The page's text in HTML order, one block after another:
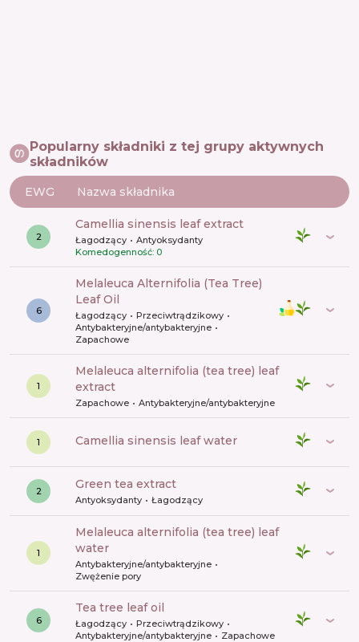
Popularny składniki z tej grupy aktywnych
składników
EWG Nazwa składnika
2
camellia sinensis leaf extract
Łagodzący
Antyoksydanty
Komedogenność: 0
6
Melaleuca Alternifolia (Tea Tree)
Leaf Oil
Łagodzący
Przeciwtrądzikowy
Antybakteryjne/antybakteryjne
Zapachowe
1
melaleuca alternifolia (tea tree) leaf
extract
Zapachowe Antybakteryjne/antybakteryjne
1 camellia sinensis leaf water
2 green tea extract
Antyoksydanty Łagodzący
1
melaleuca alternifolia (tea tree) leaf
water
Antybakteryjne/antybakteryjne
Zwężenie pory
6
tea tree leaf oil
Łagodzący
Przeciwtrądzikowy
Antybakteryjne/antybakteryjne
Zapachowe